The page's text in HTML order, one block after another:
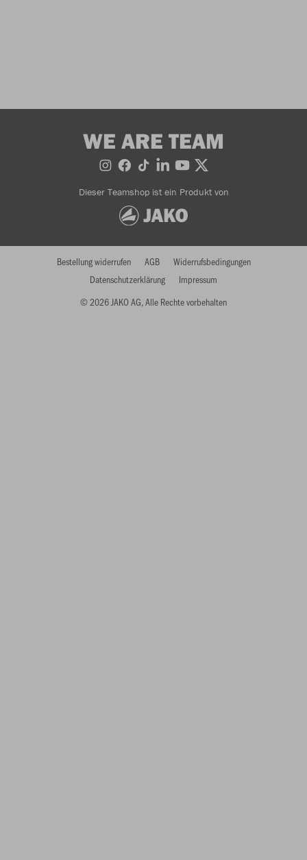
WE ARE TEAM
Dieser Teamshop ist ein Produkt von
© 2026 JAKO AG, Alle Rechte vorbehalten
Bestellung widerrufen AGB
Widerrufsbedingungen
Datenschutzerklärung
Impressum